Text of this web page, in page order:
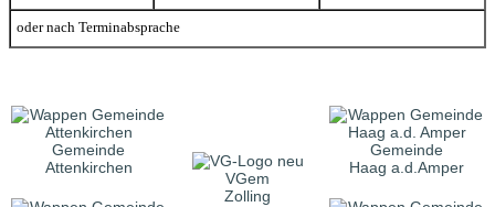
oder nach Terminabsprache
Gemeinde
Attenkirchen
VGem
Zolling
Gemeinde
Haag a.d.Amper